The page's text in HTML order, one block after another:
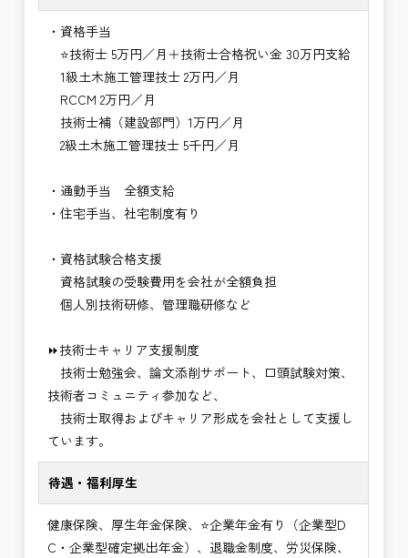
・資格手当
⭐技術士 5万円／月＋技術士合格祝い金 30万円支給
1級土木施工管理技士 2万円／月
RCCM 2万円／月
技術士補（建設部門）1万円／月
2級土木施工管理技士 5千円／月
・通勤手当 全額支給
・住宅手当、社宅制度有り
・資格試験合格支援
資格試験の受験費用を会社が全額負担
個人別技術研修、管理職研修など
⏩技術士キャリア支援制度
技術士勉強会、論文添削サポート、口頭試験対策、
技術者コミュニティ参加など、
技術士取得およびキャリア形成を会社として支援し
ています。
待遇・福利厚生
健康保険、厚生年金保険、⭐企業年金有り（企業型D
C・企業型確定拠出年金）、退職金制度、労災保険、